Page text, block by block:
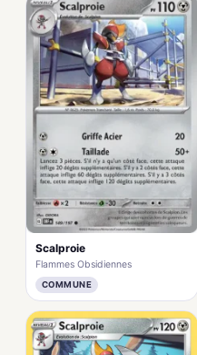
Scalproie
Flammes Obsidiennes
COMMUNE